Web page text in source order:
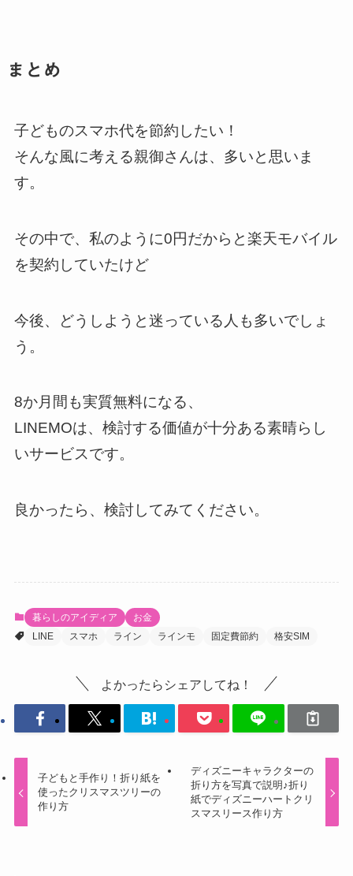
まとめ
子どものスマホ代を節約したい！
そんな風に考える親御さんは、多いと思いま
す。
その中で、私のように0円だからと楽天モバイル
を契約していたけど
今後、どうしようと迷っている人も多いでしょ
う。
8か月間も実質無料になる、
LINEMOは、検討する価値が十分ある素晴らし
いサービスです。
良かったら、検討してみてください。
暮らしのアイディア
お金
LINE
スマホ ライン ラインモ 固定費節約 格安SIM
よかったらシェアしてね！
子どもと手作り！折り紙を
使ったクリスマスツリーの
作り方
ディズニーキャラクターの
折り方を写真で説明♪折り
紙でディズニーハートクリ
スマスリース作り方